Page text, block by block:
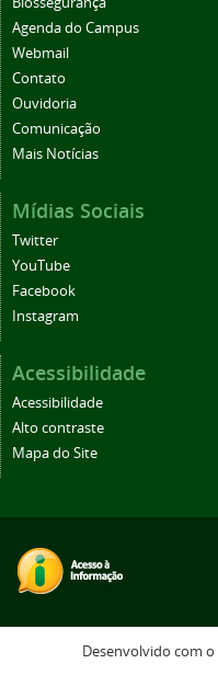
Agenda do Campus
Webmail
Contato
Ouvidoria
Comunicação
Mais Notícias
Mídias Sociais
Twitter
YouTube
Facebook
Instagram
Acessibilidade
Acessibilidade
Alto contraste
Mapa do Site
Desenvolvido com